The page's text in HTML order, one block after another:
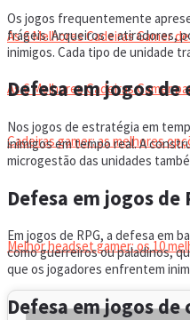
As 6 Melhores Cadeiras Gamer
As 6 Melhores Cadeiras Gamer
Cadeiras gamer: as melhores
HEADSET
Melhor headset gamer: os 10
Os jogos frequentemente
frágeis. Arqueiros e atiradores,
inimigos. Cada tipo de unidade
Defesa em jogos
Nos jogos de estratégia em
inimigos em tempo real. A
microgestão das unidades
Defesa em jogos de
Em jogos de RPG, a defesa em
como guerreiros ou paladinos,
que os jogadores enfrentem
Defesa em jogos de